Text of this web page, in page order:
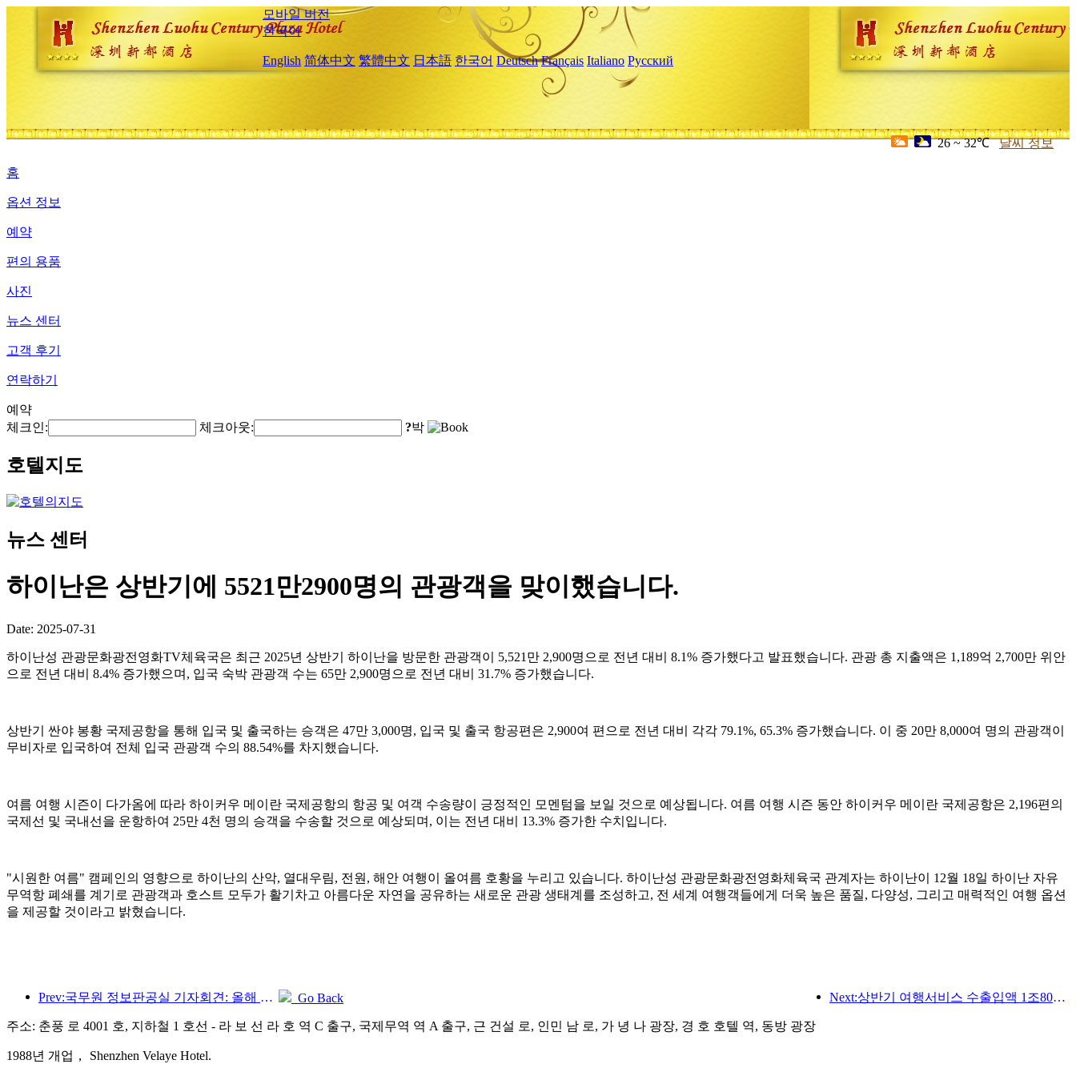
모바일 버전
한국어
English 简体中文 繁體中文 日本語 한국어 Deutsch Français Italiano Русский
26 ~ 32℃ 날씨 정보
홈
옵션 정보
예약
편의 용품
사진
뉴스 센터
고객 후기
연락하기
예약
체크인:
체크아웃: ?박
호텔지도
뉴스 센터
하이난은 상반기에 5521만2900명의 관광객을 맞이했습니다.
Date: 2025-07-31
하이난성 관광문화광전영화TV체육국은 최근 2025년 상반기 하이난을 방문한 관광객이 5,521만 2,900명으로 전년 대비 8.1% 증가했다고 발표했습니다. 관광 총 지출액은 1,189억 2,700만 위안
으로 전년 대비 8.4% 증가했으며, 입국 숙박 관광객 수는 65만 2,900명으로 전년 대비 31.7% 증가했습니다.
상반기 싼야 봉황 국제공항을 통해 입국 및 출국하는 승객은 47만 3,000명, 입국 및 출국 항공편은 2,900여 편으로 전년 대비 각각 79.1%, 65.3% 증가했습니다. 이 중 20만 8,000여 명의 관광객이
무비자로 입국하여 전체 입국 관광객 수의 88.54%를 차지했습니다.
여름 여행 시즌이 다가옴에 따라 하이커우 메이란 국제공항의 항공 및 여객 수송량이 긍정적인 모멘텀을 보일 것으로 예상됩니다. 여름 여행 시즌 동안 하이커우 메이란 국제공항은 2,196편의
국제선 및 국내선을 운항하여 25만 4천 명의 승객을 수송할 것으로 예상되며, 이는 전년 대비 13.3% 증가한 수치입니다.
"시원한 여름" 캠페인의 영향으로 하이난의 산악, 열대우림, 전원, 해안 여행이 올여름 호황을 누리고 있습니다. 하이난성 관광문화광전영화체육국 관계자는 하이난이 12월 18일 하이난 자유
무역항 폐쇄를 계기로 관광객과 호스트 모두가 활기차고 아름다운 자연을 공유하는 새로운 관광 생태계를 조성하고, 전 세계 여행객들에게 더욱 높은 품질, 다양성, 그리고 매력적인 여행 옵션
을 제공할 것이라고 밝혔습니다.
Prev:국무원 정보판공실 기자회견: 올해 상반기 우리나라 국경 간 여행수입 42% 증가 Next:상반기 여행서비스 수출입액 1조802억9000만위안 기록
Go Back
주소: 춘풍 로 4001 호, 지하철 1 호선 - 라 보 선 라 호 역 C 출구, 국제무역 역 A 출구, 근 건설 로, 인민 남 로, 가 녕 나 광장, 경 호 호텔 역, 동방 광장
1988년 개업， Shenzhen Velaye Hotel.